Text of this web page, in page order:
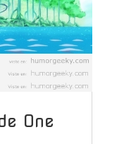
One